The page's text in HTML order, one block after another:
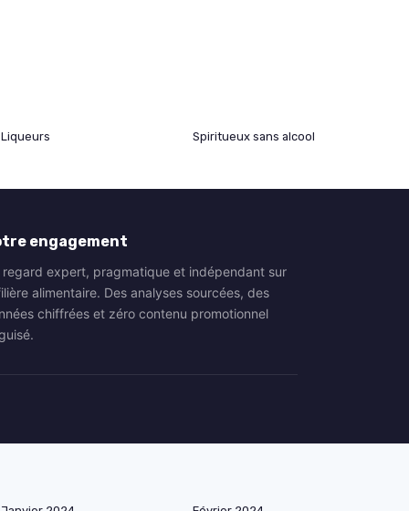
Liqueurs Spiritueux sans alcool
engagement
regard expert, pragmatique et indépendant sur
alimentaire. Des analyses sourcées, des
chiffrées et zéro contenu promotionnel